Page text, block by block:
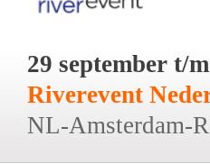
29 september t/
Riverevent
NL-Amsterdam-